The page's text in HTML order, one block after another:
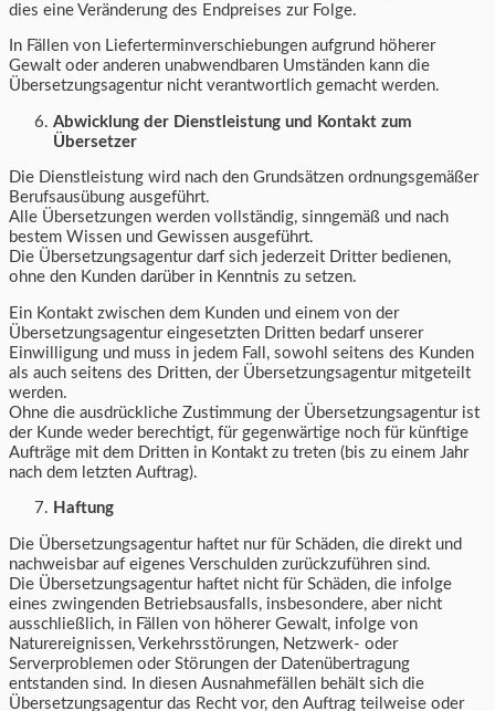
dies eine Veränderung des Endpreises zur Folge.
In Fällen von Lieferterminverschiebungen aufgrund höherer
Gewalt oder anderen unabwendbaren Umständen kann die
Übersetzungsagentur nicht verantwortlich gemacht werden.
Abwicklung der Dienstleistung und Kontakt zum
Übersetzer
Die Dienstleistung wird nach den Grundsätzen ordnungsgemäßer
Berufsausübung ausgeführt.
Alle Übersetzungen werden vollständig, sinngemäß und nach
bestem Wissen und Gewissen ausgeführt.
Die Übersetzungsagentur darf sich jederzeit Dritter bedienen,
ohne den Kunden darüber in Kenntnis zu setzen.
Ein Kontakt zwischen dem Kunden und einem von der
Übersetzungsagentur eingesetzten Dritten bedarf unserer
Einwilligung und muss in jedem Fall, sowohl seitens des Kunden
als auch seitens des Dritten, der Übersetzungsagentur mitgeteilt
werden.
Ohne die ausdrückliche Zustimmung der Übersetzungsagentur ist
der Kunde weder berechtigt, für gegenwärtige noch für künftige
Aufträge mit dem Dritten in Kontakt zu treten (bis zu einem Jahr
nach dem letzten Auftrag).
Haftung
Die Übersetzungsagentur haftet nur für Schäden, die direkt und
nachweisbar auf eigenes Verschulden zurückzuführen sind.
Die Übersetzungsagentur haftet nicht für Schäden, die infolge
eines zwingenden Betriebsausfalls, insbesondere, aber nicht
ausschließlich, in Fällen von höherer Gewalt, infolge von
Naturereignissen, Verkehrsstörungen, Netzwerk- oder
Serverproblemen oder Störungen der Datenübertragung
entstanden sind. In diesen Ausnahmefällen behält sich die
Übersetzungsagentur das Recht vor, den Auftrag teilweise oder